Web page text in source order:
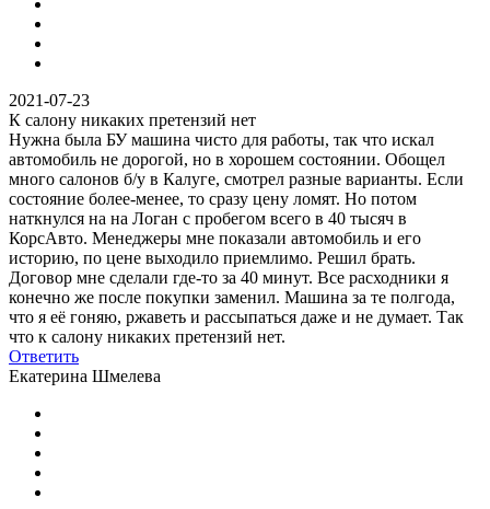
2021-07-23
К салону никаких претензий нет
Нужна была БУ машина чисто для работы, так что искал
автомобиль не дорогой, но в хорошем состоянии. Обощел
много салонов б/у в Калуге, смотрел разные варианты. Если
состояние более-менее, то сразу цену ломят. Но потом
наткнулся на на Логан с пробегом всего в 40 тысяч в
КорсАвто. Менеджеры мне показали автомобиль и его
историю, по цене выходило приемлимо. Решил брать.
Договор мне сделали где-то за 40 минут. Все расходники я
конечно же после покупки заменил. Машина за те полгода,
что я её гоняю, ржаветь и рассыпаться даже и не думает. Так
что к салону никаких претензий нет.
Ответить
Екатерина Шмелева